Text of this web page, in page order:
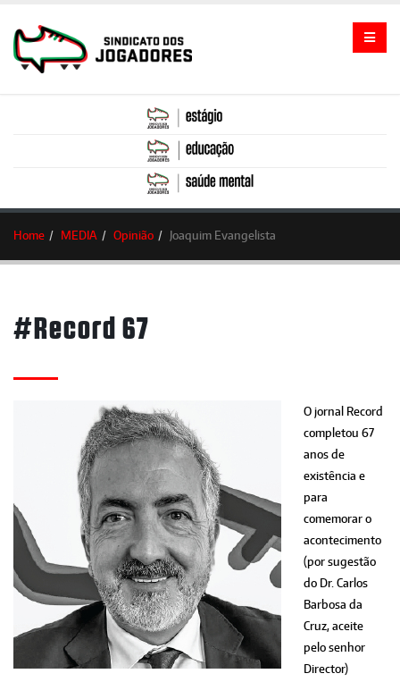
Home MEDIA Opinião Joaquim Evangelista
#Record 67
O jornal Record
completou 67
anos de
existência e
para
comemorar o
acontecimento
(por sugestão
do Dr. Carlos
Barbosa da
Cruz, aceite
pelo senhor
Director)